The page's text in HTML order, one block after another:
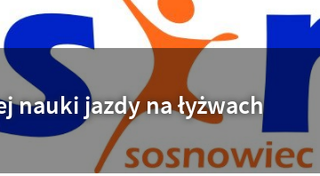
nauki jazdy na łyżwach